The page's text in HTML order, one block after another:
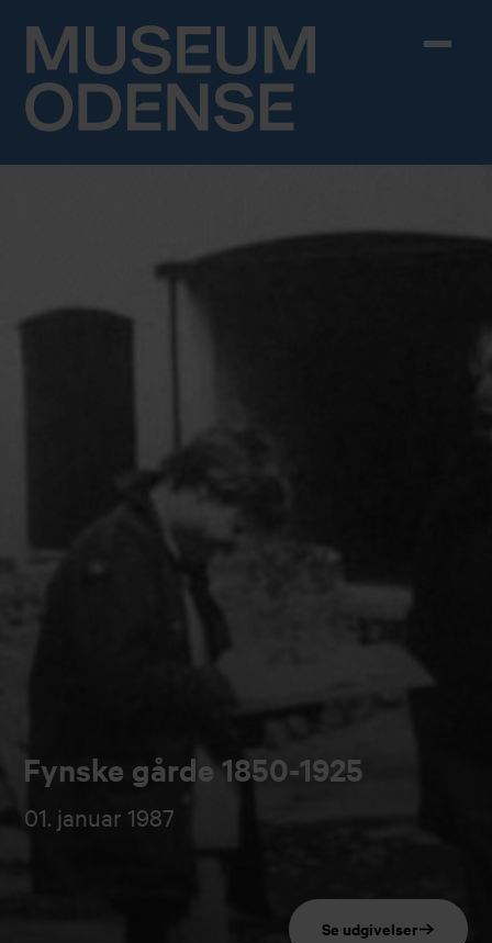
Fynske gårde 1850-1925
01. januar 1987
Se udgivelser